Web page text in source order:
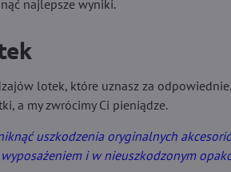
najlepsze wyniki.
lotek, które uznasz za
a my zwrócimy Ci pieniądze.
uszkodzenia oryginalnych
i w nieuszkodzonym